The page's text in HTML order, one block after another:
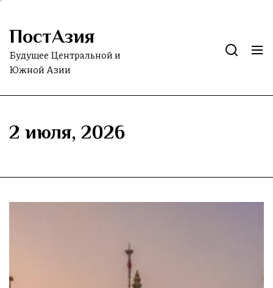
Skip
the
content
ПостАзия
Будущее Центральной и
Южной Азии
2 июля, 2026